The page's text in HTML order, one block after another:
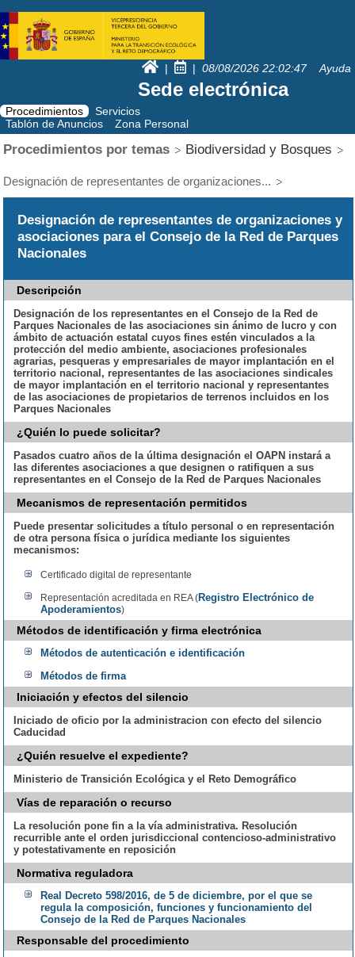
| | 08/08/2026 22:02:47 Ayuda
Sede electrónica
Procedimientos
Servicios
Tablón de Anuncios
Zona Personal
Procedimientos por temas Biodiversidad y Bosques
Designación de representantes de organizaciones...
Designación de representantes de organizaciones y
asociaciones para el Consejo de la Red de Parques
Nacionales
Descripción
Designación de los representantes en el Consejo de la Red de
Parques Nacionales de las asociaciones sin ánimo de lucro y con
ámbito de actuación estatal cuyos fines estén vinculados a la
protección del medio ambiente, asociaciones profesionales
agrarias, pesqueras y empresariales de mayor implantación en el
territorio nacional, representantes de las asociaciones sindicales
de mayor implantación en el territorio nacional y representantes
de las asociaciones de propietarios de terrenos incluidos en los
Parques Nacionales
¿Quién lo puede solicitar?
Pasados cuatro años de la última designación el OAPN instará a
las diferentes asociaciones a que designen o ratifiquen a sus
representantes en el Consejo de la Red de Parques Nacionales
Mecanismos de representación permitidos
Puede presentar solicitudes a título personal o en representación
de otra persona física o jurídica mediante los siguientes
mecanismos:
Certificado digital de representante
Representación acreditada en REA (Registro Electrónico de
Apoderamientos)
Métodos de identificación y firma electrónica
Métodos de autenticación e identificación
Métodos de firma
Iniciación y efectos del silencio
Iniciado de oficio por la administracion con efecto del silencio
Caducidad
¿Quién resuelve el expediente?
Ministerio de Transición Ecológica y el Reto Demográfico
Vías de reparación o recurso
La resolución pone fin a la vía administrativa. Resolución
recurrible ante el orden jurisdiccional contencioso-administrativo
y potestativamente en reposición
Normativa reguladora
Real Decreto 598/2016, de 5 de diciembre, por el que se
regula la composición, funciones y funcionamiento del
Consejo de la Red de Parques Nacionales
Responsable del procedimiento